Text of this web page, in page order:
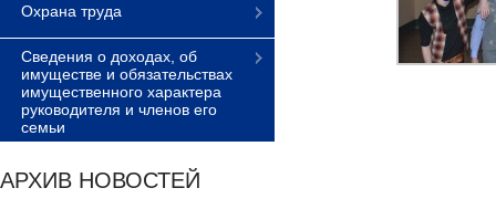
Охрана труда
Сведения о доходах, об
имуществе и обязательствах
имущественного характера
руководителя и членов его
семьи
АРХИВ НОВОСТЕЙ